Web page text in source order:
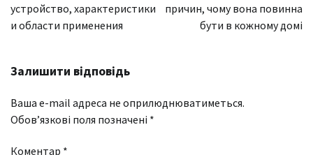
устройство, характеристики
и области применения
причин, чому вона повинна
бути в кожному домі
Залишити відповідь
Ваша e-mail адреса не оприлюднюватиметься.
Обов’язкові поля позначені *
Коментар *